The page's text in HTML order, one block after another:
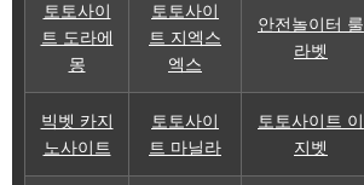
토토사이
트 도라에
몽
토토사이
트 지엑스
엑스
안전놀이터 룰
라벳
빅벳 카지
노사이트
토토사이
트 마닐라
토토사이트 이
지벳